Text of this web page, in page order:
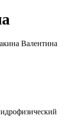
Валентина